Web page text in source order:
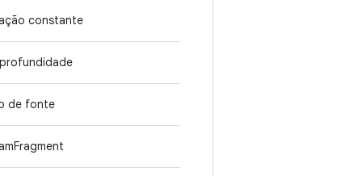
constante
de fonte